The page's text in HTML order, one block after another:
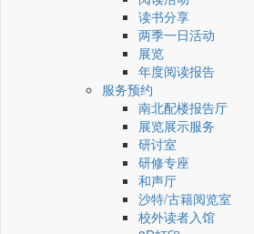
读书分享
两季一日活动
展览
年度阅读报告
服务预约
南北配楼报告厅
展览展示服务
研讨室
研修专座
和声厅
沙特/古籍阅览室
校外读者入馆